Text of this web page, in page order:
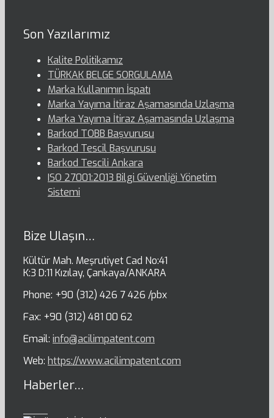
Son Yazılarımız
Kalite Politikamız
TÜRKAK BELGE SORGULAMA
Marka Kullanımın İspatı
Marka Yayıma İtiraz Aşamasında Uzlaşma
Marka Yayıma İtiraz Aşamasında Uzlaşma
Barkod TOBB Başvurusu
Barkod Tescil Başvurusu
Barkod Tescili Ankara
ISO 27001:2013 Bilgi Güvenliği Yönetim
Sistemi
Bize Ulaşın…
Kültür Mah. Meşrutiyet Cad No:41
K:3 D:11 Kızılay, Çankaya/ANKARA
Phone: +90 (312) 426 7 426 /pbx
Fax: +90 (312) 481 00 62
Email: info@acilimpatent.com
Web: https://www.acilimpatent.com
Haberler…